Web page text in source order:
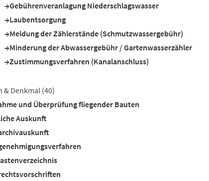
Gebührenveranlagung Niederschlagswasser
Laubentsorgung
Meldung der Zählerstände (Schmutzwassergebühr)
Minderung der Abwassergebühr / Gartenwasserzähler
Zustimmungsverfahren (Kanalanschluss)
& Denkmal (40)
und Überprüfung fliegender Bauten
Auskunft